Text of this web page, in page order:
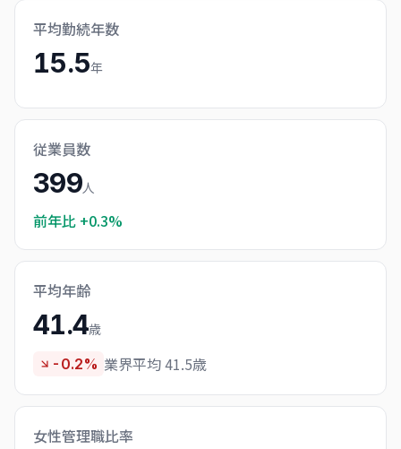
平均勤続年数
15.5年
従業員数
399人
前年比 +0.3%
平均年齢
41.4歳
-0.2% 業界平均 41.5歳
女性管理職比率